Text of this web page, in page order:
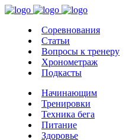
Соревнования
Статьи
Вопросы к тренеру
Хронометраж
Подкасты
Начинающим
Тренировки
Техника бега
Питание
Здоровье